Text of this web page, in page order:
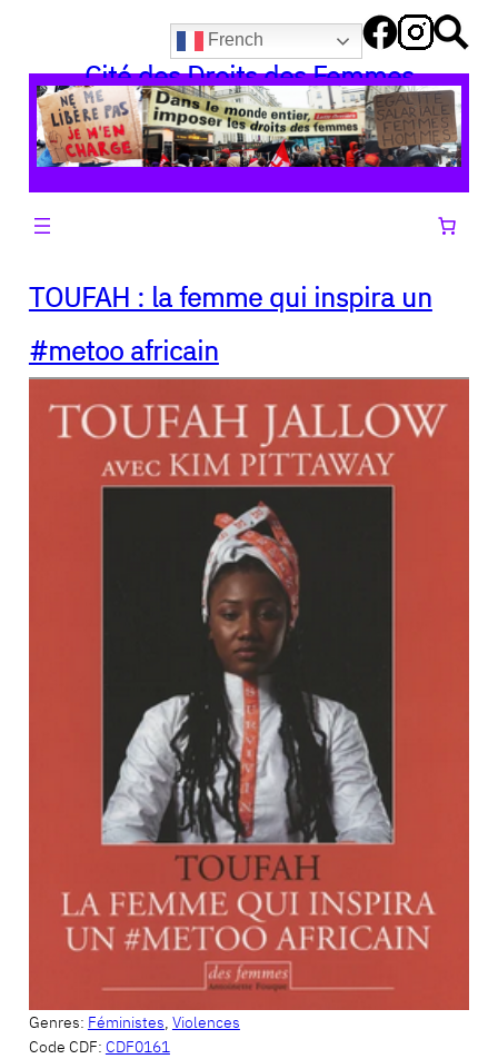
contenu
French
Cité des Droits des Femmes
TOUFAH : la femme qui inspira un
#metoo africain
Genres: Féministes, Violences
Code CDF: CDF0161